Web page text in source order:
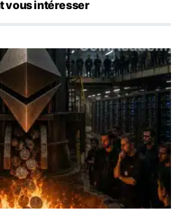
vous intéresser
les récompenses des